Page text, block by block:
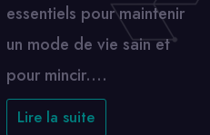
essentiels pour maintenir
un mode de vie sain et
pour mincir.…
Lire la suite